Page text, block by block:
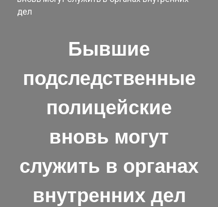
дел
Бывшие
подследственные
полицейские
вновь могут
служить в органах
внутренних дел